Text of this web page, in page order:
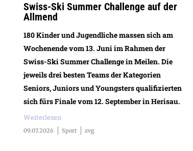
Swiss-Ski Summer Challenge auf der
Allmend
180 Kinder und Jugendliche massen sich am
Wochenende vom 13. Juni im Rahmen der
Swiss-Ski Summer Challenge in Meilen. Die
jeweils drei besten Teams der Kategorien
Seniors, Juniors und Youngsters qualifizierten
sich fürs Finale vom 12. September in Herisau.
Weiterlesen
09.07.2026 Sport zvg